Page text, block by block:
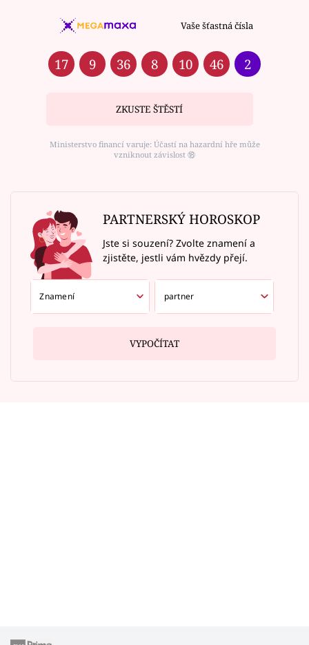
Vaše šťastná čísla
17 9 36 8 10 46 2
ZKUSTE ŠTĚSTÍ
Ministerstvo financí varuje: Účastí na hazardní hře může
vzniknout závislost ⑱
PARTNERSKÝ HOROSKOP
Jste si souzení? Zvolte znamení a
zjistěte, jestli vám hvězdy přejí.
VYPOČÍTAT